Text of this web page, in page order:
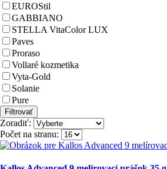
EUROStil
GABBIANO
STELLA VitaColor LUX
Paves
Proraso
Vollaré kozmetika
Vyta-Gold
Solanie
Pure
Zoradiť:
Počet na stranu: